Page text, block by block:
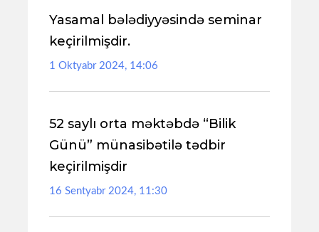
Yasamal bələdiyyəsində seminar
keçirilmişdir.
1 Oktyabr 2024, 14:06
52 saylı orta məktəbdə “Bilik
Günü” münasibətilə tədbir
keçirilmişdir
16 Sentyabr 2024, 11:30